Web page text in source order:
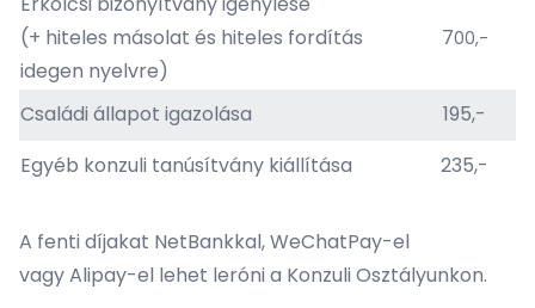
(+ hiteles másolat és hiteles fordítás
idegen nyelvre)
700,-
Családi állapot igazolása
195,-
Egyéb konzuli tanúsítvány kiállítása
235,-
A fenti díjakat NetBankkal, WeChatPay-el
vagy Alipay-el lehet leróni a Konzuli Osztályunkon.